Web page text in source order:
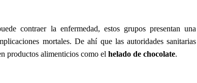
contraer la enfermedad, estos grupos presentan una
mortales. De ahí que las autoridades sanitarias
productos alimenticios como el helado de chocolate.